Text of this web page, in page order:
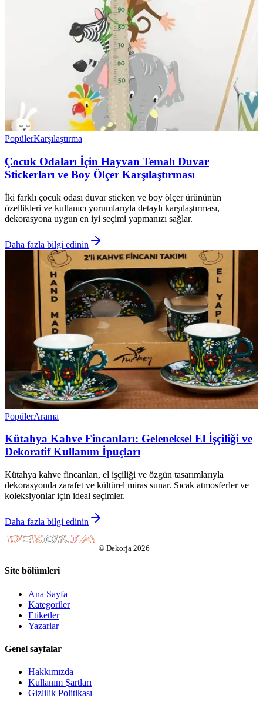
PopülerKarşılaştırma
Çocuk Odaları İçin Hayvan Temalı Duvar
Stickerları ve Boy Ölçer Karşılaştırması
İki farklı çocuk odası duvar stickerı ve boy ölçer ürününün
özellikleri ve kullanıcı yorumlarıyla detaylı karşılaştırması,
dekorasyona uygun en iyi seçimi yapmanızı sağlar.
Daha fazla bilgi edinin
PopülerArama
Kütahya Kahve Fincanları: Geleneksel El İşçiliği ve
Dekoratif Kullanım İpuçları
Kütahya kahve fincanları, el işçiliği ve özgün tasarımlarıyla
dekorasyonda zarafet ve kültürel miras sunar. Sıcak atmosferler ve
koleksiyonlar için ideal seçimler.
Daha fazla bilgi edinin
© Dekorja 2026
Site bölümleri
Ana Sayfa
Kategoriler
Etiketler
Yazarlar
Genel sayfalar
Hakkımızda
Kullanım Şartları
Gizlilik Politikası